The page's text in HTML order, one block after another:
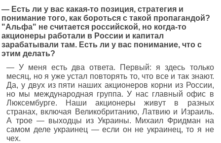
— Есть ли у вас какая-то позиция, стратегия и
понимание того, как бороться с такой пропагандой?
"Альфа" не считается российской, но когда-то
акционеры работали в России и капитал
зарабатывали там. Есть ли у вас понимание, что с
этим делать?
— У меня есть два ответа. Первый: я здесь только
месяц, но я уже устал повторять то, что все и так знают.
Да, у двух из пяти наших акционеров корни из России,
но мы международная группа. У нас главный офис в
Люксембурге. Наши акционеры живут в разных
странах, включая Великобританию, Латвию и Израиль.
А трое — выходцы из Украины. Михаил Фридман на
самом деле украинец — если он не украинец, то я не
чех.